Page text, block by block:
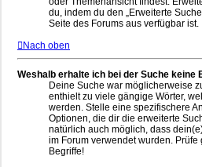
du, indem du den „Erweiterte
Seite des Forums aus verfügbar ist.
Nach oben
Weshalb erhalte ich bei der Suche keine
Deine Suche war möglicherweise
enthielt zu viele gängige Wörter,
werden. Stelle eine spezifischere
Optionen, die dir die erweiterte
natürlich auch möglich, dass
im Forum verwendet wurden.
Begriffe!